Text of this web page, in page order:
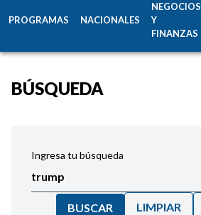
PROGRAMAS NACIONALES
NEGOCIOS
Y
FINANZAS
BÚSQUEDA
Ingresa tu búsqueda
BUSCAR LIMPIAR